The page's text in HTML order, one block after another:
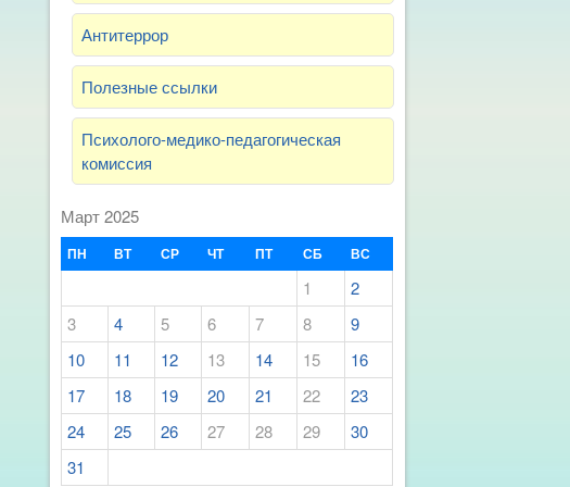
Антитеррор
Полезные ссылки
Психолого-медико-педагогическая
комиссия
Март 2025
ПН ВТ СР ЧТ ПТ СБ ВС
1
2
3
4 5 6 7 8
9
10
11 12 13 14 15
16
17
18 19 20 21 22
23
24
25 26 27 28 29
30
31